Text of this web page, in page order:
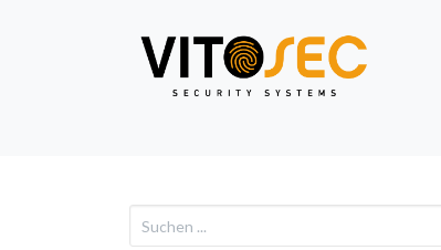
Video Alarm